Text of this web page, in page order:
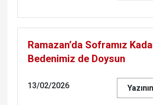
Ramazan’da Soframız
Bedenimiz de Doysun
13/02/2026